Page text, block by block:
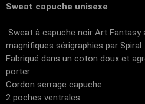
Sweat capuche unisexe
Sweat à capuche noir Art Fantasy
magnifiques sérigraphies par Spiral
Fabriqué dans un coton doux et
porter
Cordon serrage capuche
2 poches ventrales